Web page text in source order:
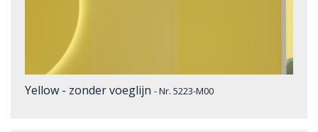
Yellow - zonder voeglijn - Nr. 5223-M00